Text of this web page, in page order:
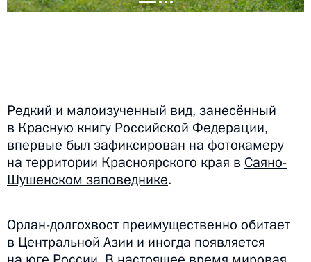
Редкий и малоизученный вид, занесённый
в Красную книгу Российской Федерации,
впервые был зафиксирован на фотокамеру
на территории Красноярского края вСаяно-
Шушенском заповеднике.
Орлан-долгохвост преимущественно обитает
в Центральной Азии и иногда появляется